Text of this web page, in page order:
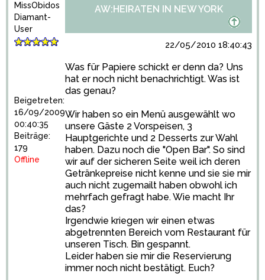
MissObidos
Diamant-
User
Beigetreten:
16/09/2009
00:40:35
Beiträge:
179
Offline
AW:HEIRATEN IN NEW YORK
22/05/2010 18:40:43
Was für Papiere schickt er denn da? Uns
hat er noch nicht benachrichtigt. Was ist
das genau?
Wir haben so ein Menü ausgewählt wo
unsere Gäste 2 Vorspeisen, 3
Hauptgerichte und 2 Desserts zur Wahl
haben. Dazu noch die "Open Bar". So sind
wir auf der sicheren Seite weil ich deren
Getränkepreise nicht kenne und sie sie mir
auch nicht zugemailt haben obwohl ich
mehrfach gefragt habe. Wie macht Ihr
das?
Irgendwie kriegen wir einen etwas
abgetrennten Bereich vom Restaurant für
unseren Tisch. Bin gespannt.
Leider haben sie mir die Reservierung
immer noch nicht bestätigt. Euch?